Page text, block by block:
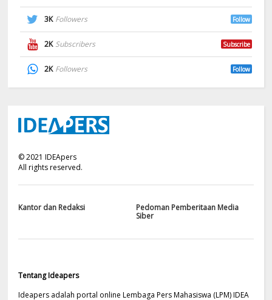
3K Followers Follow
2K Subscribers Subscribe
2K Followers Follow
©2021 IDEApers
All rights reserved.
Kantor dan Redaksi
Pedoman Pemberitaan Media
Siber
Tentang Ideapers
Ideapers adalah portal online Lembaga Pers Mahasiswa (LPM) IDEA